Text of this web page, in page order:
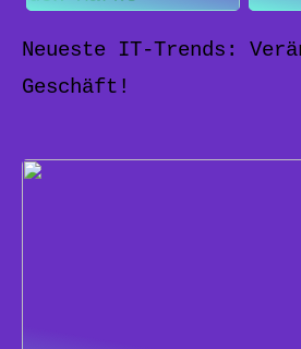
Neueste IT-Trends:
Geschäft!